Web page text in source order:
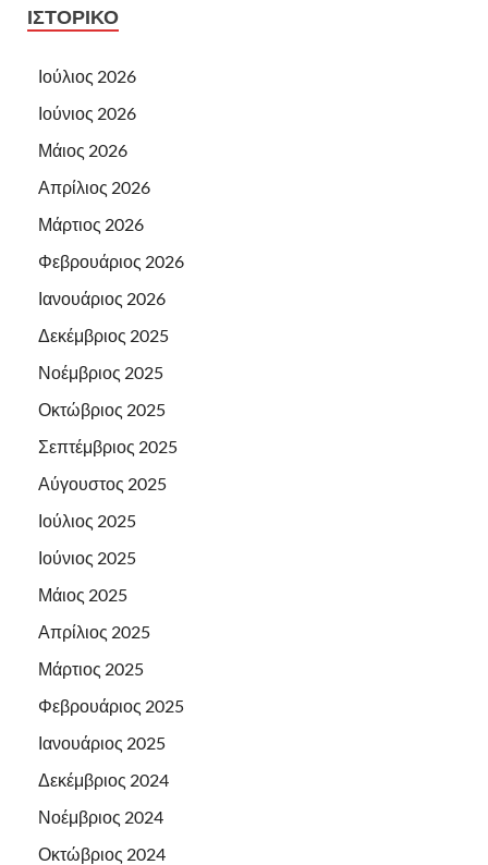
ΙΣΤΟΡΙΚΌ
Ιούλιος 2026
Ιούνιος 2026
Μάιος 2026
Απρίλιος 2026
Μάρτιος 2026
Φεβρουάριος 2026
Ιανουάριος 2026
Δεκέμβριος 2025
Νοέμβριος 2025
Οκτώβριος 2025
Σεπτέμβριος 2025
Αύγουστος 2025
Ιούλιος 2025
Ιούνιος 2025
Μάιος 2025
Απρίλιος 2025
Μάρτιος 2025
Φεβρουάριος 2025
Ιανουάριος 2025
Δεκέμβριος 2024
Νοέμβριος 2024
Οκτώβριος 2024